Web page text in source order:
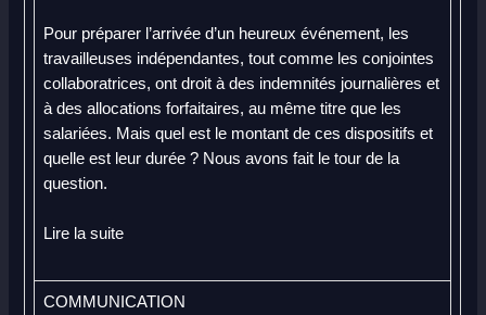
Pour préparer l’arrivée d’un heureux événement, les
travailleuses indépendantes, tout comme les conjointes
collaboratrices, ont droit à des indemnités journalières et
à des allocations forfaitaires, au même titre que les
salariées. Mais quel est le montant de ces dispositifs et
quelle est leur durée ? Nous avons fait le tour de la
question.
Lire la suite
COMMUNICATION